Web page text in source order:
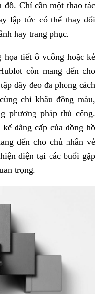
Chỉ cần một thao tác
lập tức có thể thay đổi
hay trang phục.
họa tiết ô vuông hoặc kẻ
còn mang đến cho
dây đeo đa phong cách
chỉ khâu đồng màu,
phương pháp thủ công.
đẳng cấp của đồng hồ
đến cho chủ nhân vẻ
diện tại các buổi gặp
trọng.